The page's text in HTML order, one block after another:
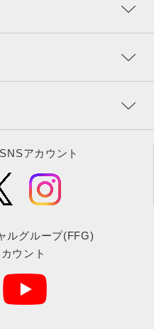
アカウント
ルグループ(FFG)
ウント